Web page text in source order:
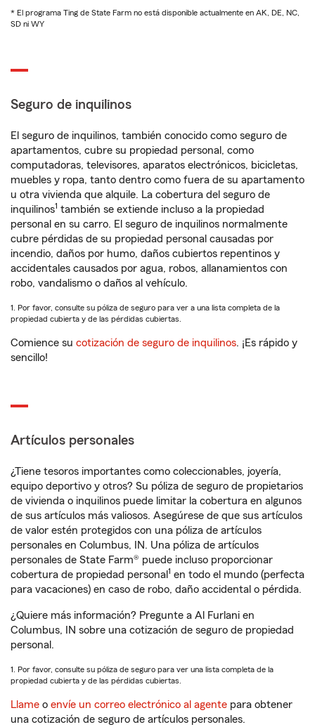
* El programa Ting de State Farm no está disponible actualmente en AK, DE, NC,
SD ni WY
Seguro de inquilinos
El seguro de inquilinos, también conocido como seguro de
apartamentos, cubre su propiedad personal, como
computadoras, televisores, aparatos electrónicos, bicicletas,
muebles y ropa, tanto dentro como fuera de su apartamento
u otra vivienda que alquile. La cobertura del seguro de
inquilinos1 también se extiende incluso a la propiedad
personal en su carro. El seguro de inquilinos normalmente
cubre pérdidas de su propiedad personal causadas por
incendio, daños por humo, daños cubiertos repentinos y
accidentales causados por agua, robos, allanamientos con
robo, vandalismo o daños al vehículo.
1. Por favor, consulte su póliza de seguro para ver a una lista completa de la
propiedad cubierta y de las pérdidas cubiertas.
Comience su cotización de seguro de inquilinos. ¡Es rápido y
sencillo!
Artículos personales
¿Tiene tesoros importantes como coleccionables, joyería,
equipo deportivo y otros? Su póliza de seguro de propietarios
de vivienda o inquilinos puede limitar la cobertura en algunos
de sus artículos más valiosos. Asegúrese de que sus artículos
de valor estén protegidos con una póliza de artículos
personales en Columbus, IN. Una póliza de artículos
personales de State Farm® puede incluso proporcionar
cobertura de propiedad personal 1 en todo el mundo (perfecta
para vacaciones) en caso de robo, daño accidental o pérdida.
¿Quiere más información? Pregunte a Al Furlani en
Columbus, IN sobre una cotización de seguro de propiedad
personal.
1. Por favor, consulte su póliza de seguro para ver una lista completa de la
propiedad cubierta y de las pérdidas cubiertas.
Llame o envíe un correo electrónico al agente para obtener
una cotización de seguro de artículos personales.